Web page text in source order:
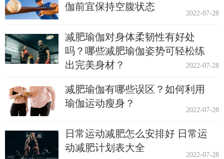
伽前宜保持空腹状态
2022-07-28
减肥瑜伽对身体柔韧性有好处
吗？哪些减肥瑜伽姿势可轻松练
出完美身材？
2022-07-28
减肥瑜伽有哪些误区？如何利用
瑜伽运动瘦身？
2022-07-28
日常运动减肥怎么安排好 日常运
动减肥计划表大全
2022-07-28